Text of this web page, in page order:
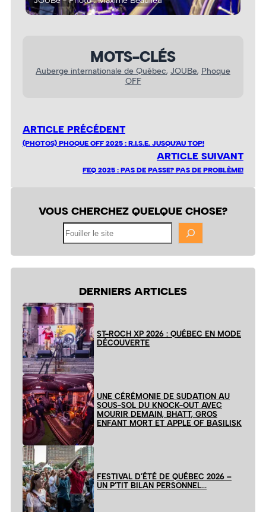
MOTS-CLÉS
Auberge internationale de Québec, JOUBe, Phoque
OFF
ARTICLE PRÉCÉDENT
(PHOTOS) PHOQUE OFF 2025 : R.I.S.E. JUSQU’AU TOP!
ARTICLE SUIVANT
FEQ 2025 : PAS DE PASSE? PAS DE PROBLÈME!
VOUS CHERCHEZ QUELQUE CHOSE?
DERNIERS ARTICLES
ST-ROCH XP 2026 : QUÉBEC EN MODE
DÉCOUVERTE
UNE CÉRÉMONIE DE SUDATION AU
SOUS-SOL DU KNOCK-OUT AVEC
MOURIR DEMAIN, BHATT, GROS
ENFANT MORT ET APPLE OF BASILISK
FESTIVAL D’ÉTÉ DE QUÉBEC 2026 –
UN P’TIT BILAN PERSONNEL…